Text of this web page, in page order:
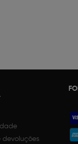
devoluções